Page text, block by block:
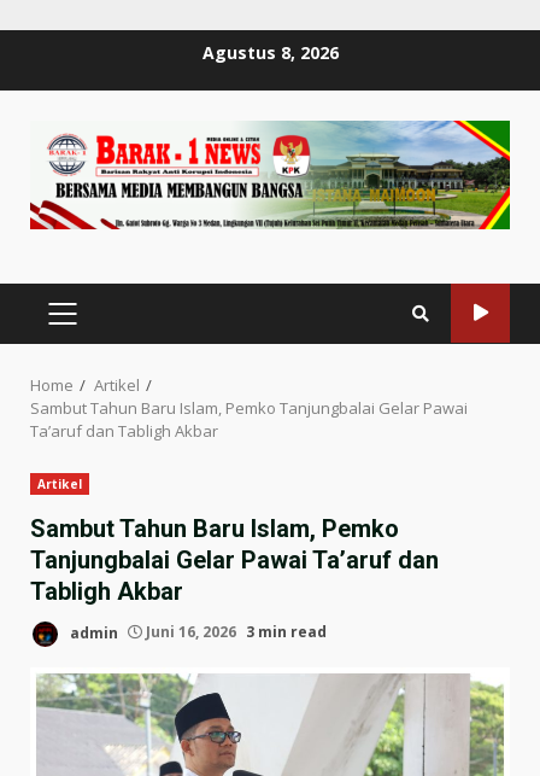
Agustus 8, 2026
PRIMARY
MENU
Home
Artikel
Sambut Tahun Baru Islam, Pemko Tanjungbalai Gelar Pawai
Ta’aruf dan Tabligh Akbar
Artikel
Sambut Tahun Baru Islam, Pemko
Tanjungbalai Gelar Pawai Ta’aruf dan
Tabligh Akbar
admin Juni 16, 2026 3 min read